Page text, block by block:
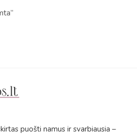
lyderis
puošti namus ir svarbiausia –